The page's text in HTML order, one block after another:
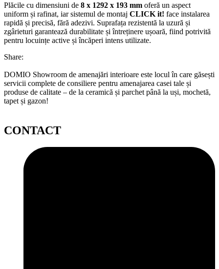
Plăcile cu dimensiuni de 8 x 1292 x 193 mm oferă un aspect
uniform și rafinat, iar sistemul de montaj CLICK it! face instalarea
rapidă și precisă, fără adezivi. Suprafața rezistentă la uzură și
zgârieturi garantează durabilitate și întreținere ușoară, fiind potrivită
pentru locuințe active și încăperi intens utilizate.
Share:
DOMIO Showroom de amenajări interioare este locul în care găsești
servicii complete de consiliere pentru amenajarea casei tale și
produse de calitate – de la ceramică și parchet până la uși, mochetă,
tapet și gazon!
CONTACT